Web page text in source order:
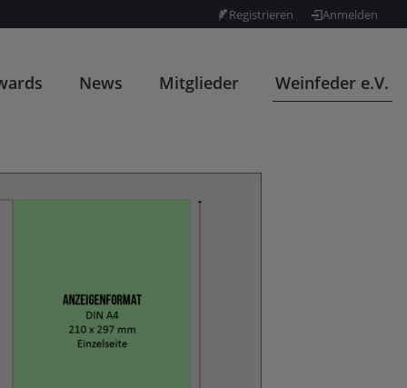
Registrieren Anmelden
News Mitglieder Weinfeder e.V.